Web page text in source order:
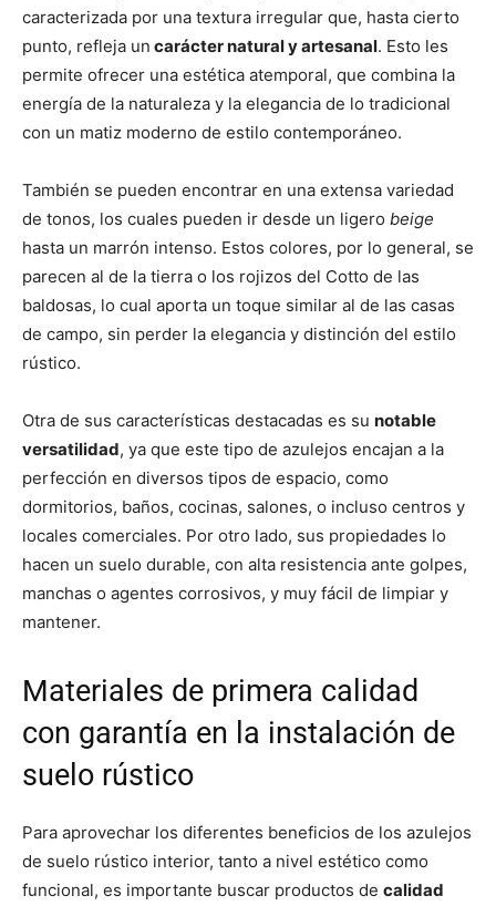
caracterizada por una textura irregular que, hasta cierto
punto, refleja un carácter natural y artesanal. Esto les
permite ofrecer una estética atemporal, que combina la
energía de la naturaleza y la elegancia de lo tradicional
con un matiz moderno de estilo contemporáneo.
También se pueden encontrar en una extensa variedad
de tonos, los cuales pueden ir desde un ligero beige
hasta un marrón intenso. Estos colores, por lo general, se
parecen al de la tierra o los rojizos del Cotto de las
baldosas, lo cual aporta un toque similar al de las casas
de campo, sin perder la elegancia y distinción del estilo
rústico.
Otra de sus características destacadas es su notable
versatilidad, ya que este tipo de azulejos encajan a la
perfección en diversos tipos de espacio, como
dormitorios, baños, cocinas, salones, o incluso centros y
locales comerciales. Por otro lado, sus propiedades lo
hacen un suelo durable, con alta resistencia ante golpes,
manchas o agentes corrosivos, y muy fácil de limpiar y
mantener.
Materiales de primera calidad
con garantía en la instalación de
suelo rústico
Para aprovechar los diferentes beneficios de los azulejos
de suelo rústico interior, tanto a nivel estético como
funcional, es importante buscar productos de calidad